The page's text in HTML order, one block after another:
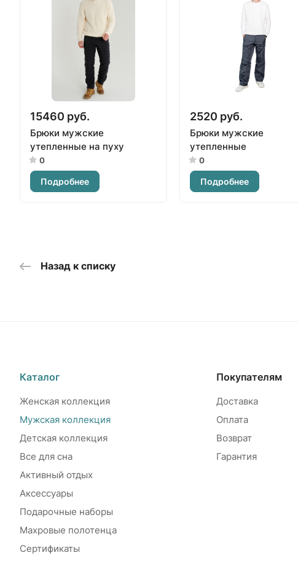
15460 руб.
Брюки мужские
утепленные на пуху
0
Подробнее
2520 руб.
Брюки мужские
утепленные
0
Подробнее
Назад к списку
Каталог
Женская коллекция
Мужская коллекция
Детская коллекция
Все для сна
Активный отдых
Аксессуары
Подарочные наборы
Махровые полотенца
Сертификаты
Покупателям
Доставка
Оплата
Возврат
Гарантия